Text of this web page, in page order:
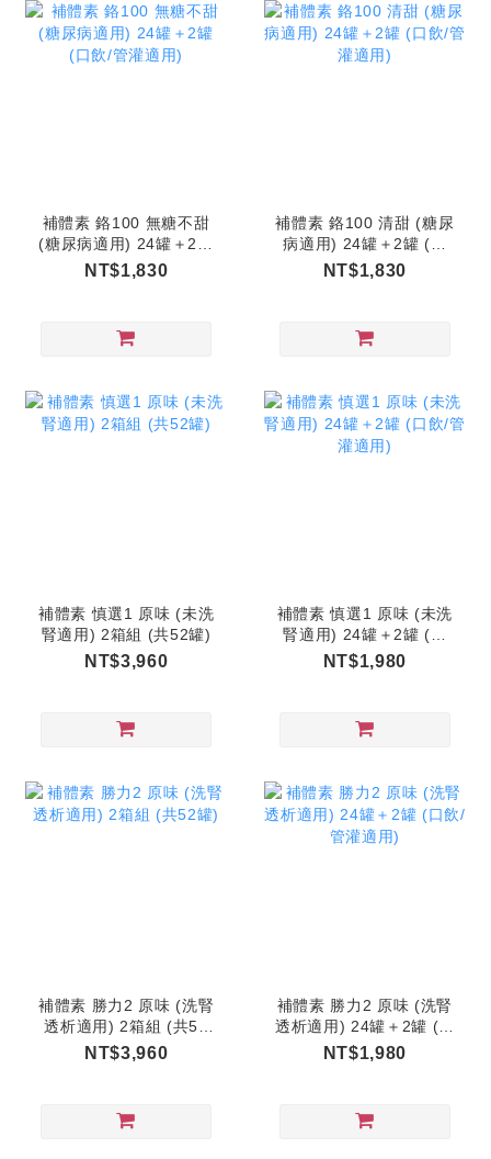
補體素 鉻100 無糖不甜
(糖尿病適用) 24罐＋2罐
(口飲/管灌適用)
NT$1,830
補體素 鉻100 清甜 (糖尿
病適用) 24罐＋2罐 (口
飲/管灌適用)
NT$1,830
補體素 慎選1 原味 (未洗
腎適用) 2箱組 (共52罐)
NT$3,960
補體素 慎選1 原味 (未洗
腎適用) 24罐＋2罐 (口
飲/管灌適用)
NT$1,980
補體素 勝力2 原味 (洗腎
透析適用) 2箱組 (共52
罐)
NT$3,960
補體素 勝力2 原味 (洗腎
透析適用) 24罐＋2罐 (口
飲/管灌適用)
NT$1,980